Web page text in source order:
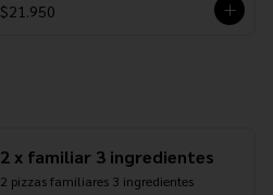
$21.950
2 x familiar 3 ingredientes
2 pizzas familiares 3 ingredientes